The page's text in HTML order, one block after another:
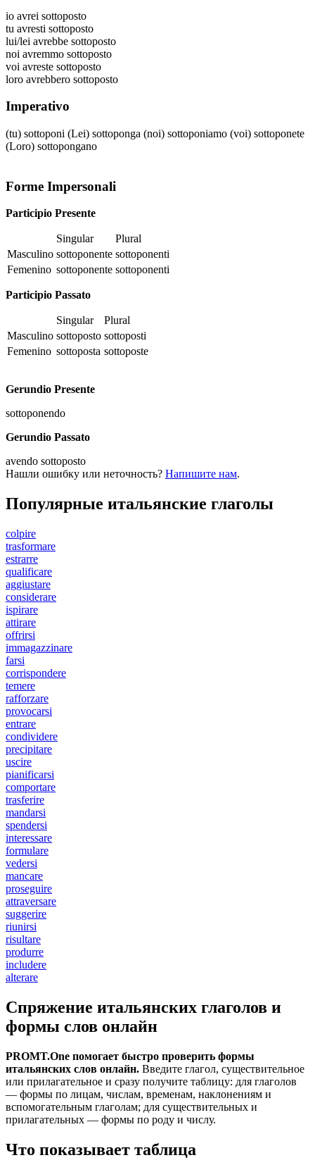
io avrei sottoposto
tu avresti sottoposto
lui/lei avrebbe sottoposto
noi avremmo sottoposto
voi avreste sottoposto
loro avrebbero sottoposto
Imperativo
(tu) sottoponi (Lei) sottoponga (noi) sottoponiamo (voi) sottoponete
(Loro) sottopongano
Forme Impersonali
Participio Presente
Singular
Plural
Masculino sottoponente sottoponenti
Femenino sottoponente sottoponenti
Participio Passato
Singular
Plural
Masculino sottoposto sottoposti
Femenino sottoposta sottoposte
Gerundio Presente
sottoponendo
Gerundio Passato
avendo sottoposto
Нашли ошибку или неточность? Напишите нам.
Популярные итальянские глаголы
colpire
trasformare
estrarre
qualificare
aggiustare
considerare
ispirare
attirare
offrirsi
immagazzinare
farsi
corrispondere
temere
rafforzare
provocarsi
entrare
condividere
precipitare
uscire
pianificarsi
comportare
trasferire
mandarsi
spendersi
interessare
formulare
vedersi
mancare
proseguire
attraversare
suggerire
riunirsi
risultare
produrre
includere
alterare
Спряжение итальянских глаголов и
формы слов онлайн
PROMT.One помогает быстро проверить формы
итальянских слов онлайн. Введите глагол, существительное
или прилагательное и сразу получите таблицу: для глаголов
— формы по лицам, числам, временам, наклонениям и
вспомогательным глаголам; для существительных и
прилагательных — формы по роду и числу.
Что показывает таблица